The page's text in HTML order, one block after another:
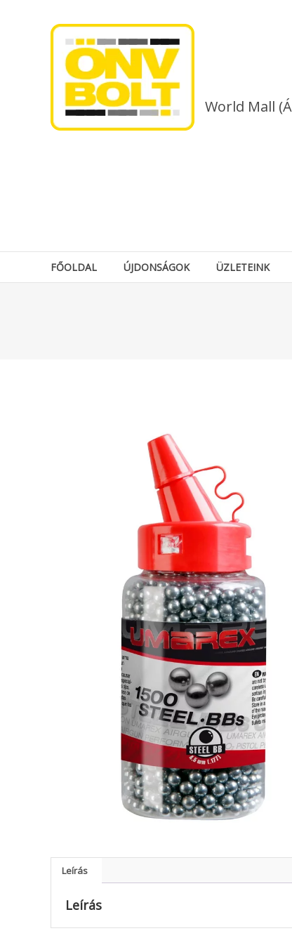
World Mall
FŐOLDAL ÚJDONSÁGOK ÜZLETEINK
Leírás
Leírás